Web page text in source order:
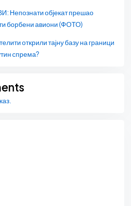
објекат прешао
борбени авиони (ФОТО)
открили тајну базу на граници
спрема?